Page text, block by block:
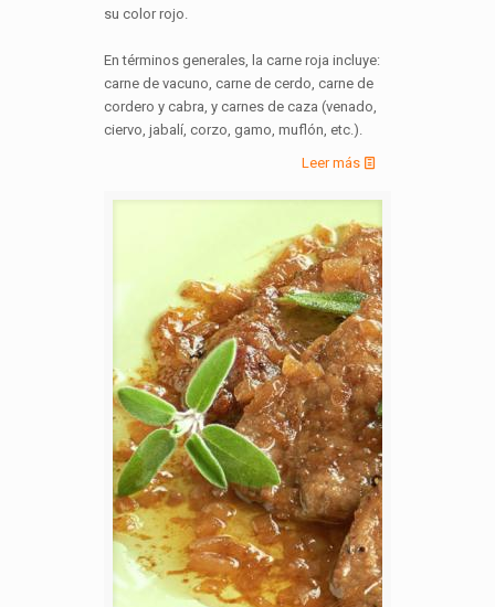
su color rojo.
En términos generales, la carne roja incluye:
carne de vacuno, carne de cerdo, carne de
cordero y cabra, y carnes de caza (venado,
ciervo, jabalí, corzo, gamo, muflón, etc.).
Leer más